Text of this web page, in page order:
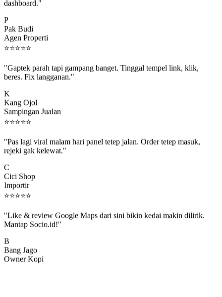
Pak Budi
Agen Properti
⭐⭐⭐⭐⭐
beres. Fix langganan."
Kang Ojol
Sampingan Jualan
⭐⭐⭐⭐⭐
rejeki gak kelewat."
Cici Shop
Importir
⭐⭐⭐⭐⭐
Mantap Socio.id!"
Bang Jago
Owner Kopi